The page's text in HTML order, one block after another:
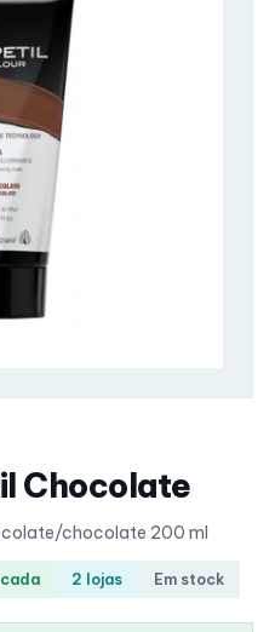
Chocolate
chocolate 200 ml
2 lojas Em stock